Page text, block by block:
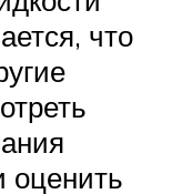
что
оценить